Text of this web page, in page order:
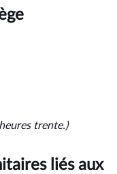
trente.)
liés aux